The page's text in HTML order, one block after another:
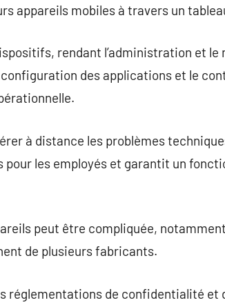
appareils mobiles à travers un
rendant l’administration et
des applications et le
à distance les problèmes
les employés et garantit un
peut être compliquée,
de plusieurs fabricants.
réglementations de confidentialité et